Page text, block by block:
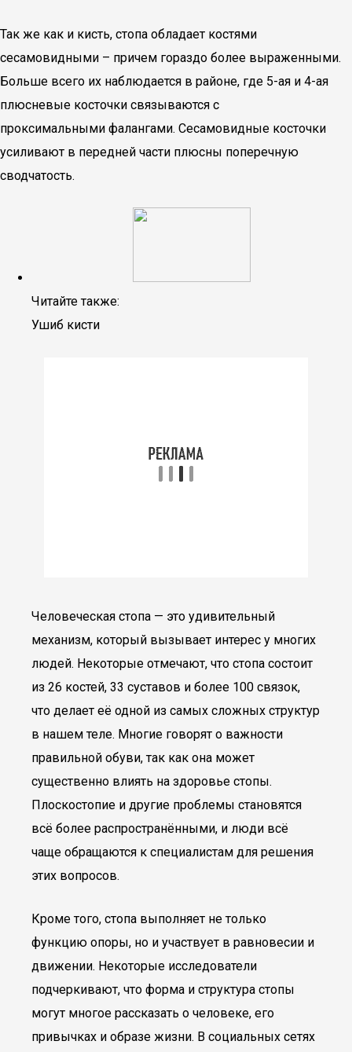
Так же как и кисть, стопа обладает костями
сесамовидными – причем гораздо более выраженными.
Больше всего их наблюдается в районе, где 5-ая и 4-ая
плюсневые косточки связываются с
проксимальными фалангами. Сесамовидные косточки
усиливают в передней части плюсны поперечную
сводчатость.
Читайте также:
Ушиб кисти
Человеческая стопа — это удивительный
механизм, который вызывает интерес у многих
людей. Некоторые отмечают, что стопа состоит
из 26 костей, 33 суставов и более 100 связок,
что делает её одной из самых сложных структур
в нашем теле. Многие говорят о важности
правильной обуви, так как она может
существенно влиять на здоровье стопы.
Плоскостопие и другие проблемы становятся
всё более распространёнными, и люди всё
чаще обращаются к специалистам для решения
этих вопросов.
Кроме того, стопа выполняет не только
функцию опоры, но и участвует в равновесии и
движении. Некоторые исследователи
подчеркивают, что форма и структура стопы
могут многое рассказать о человеке, его
привычках и образе жизни. В социальных сетях